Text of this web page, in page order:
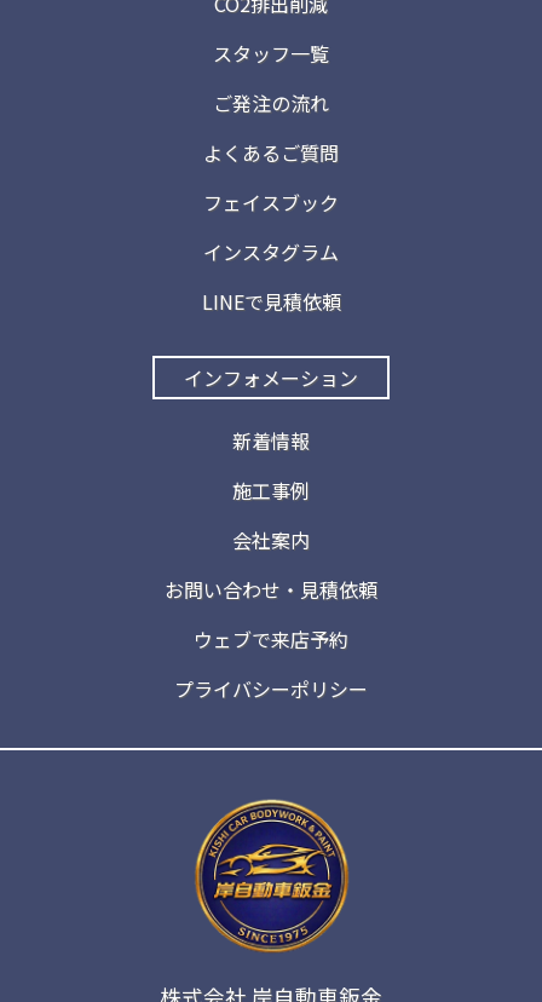
スタッフ一覧
ご発注の流れ
よくあるご質問
フェイスブック
インスタグラム
LINEで見積依頼
インフォメーション
新着情報
施工事例
会社案内
お問い合わせ・見積依頼
ウェブで来店予約
プライバシーポリシー